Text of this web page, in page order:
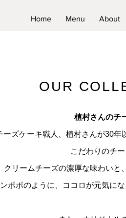
Home Menu About
OUR
植村さんのチ
ーズケーキ職人、植村さんが30年
こだわりのチー
クリームチーズの濃厚な味わいと
ポポのように、ココロが元気に